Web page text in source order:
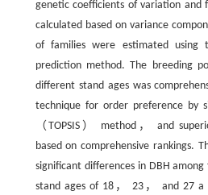
genetic coefficients of variation
calculated based on variance
of families were estimated using
prediction method. The breeding
different stand ages was
technique for order preference by
（TOPSIS） method， and
based on comprehensive rankings.
significant differences in DBH
stand ages of 18， 23， and 27